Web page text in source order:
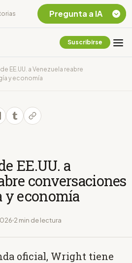
Suscribirse
EE.UU. a Venezuela reabre
y economía
EE.UU. a
conversaciones
y economía
2 min de lectura
oficial, Wright tiene
Pregunta a IA
Chevron Ecuador